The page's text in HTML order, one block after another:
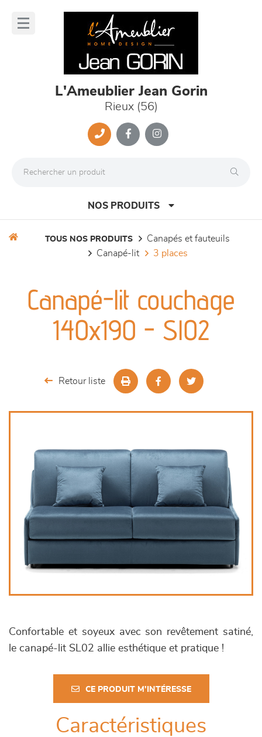
L'Ameublier Jean Gorin
Rieux (56)
NOS PRODUITS
séjours
meubles de complément
TOUS NOS PRODUITS
canapés et fauteuils
canapé-lit
3 places
Canapé-lit couchage
140x190 - Sl02
Retour liste
Confortable et soyeux avec son revêtement satiné,
le canapé-lit SL02 allie esthétique et pratique !
CE PRODUIT M'INTÉRESSE
Caractéristiques